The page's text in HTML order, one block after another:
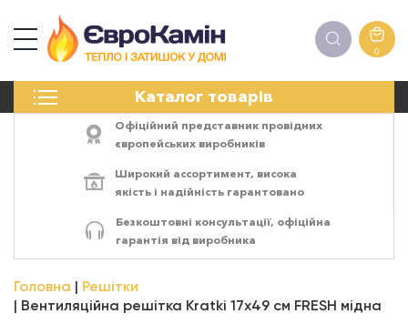
0
Каталог товарів
ПЕЧІ
ЕЛЕКТРОКАМІНИ
АКСЕСУАРИ
Офіційний представник провідних
європейських виробників
Широкий ассортимент, висока
якість і надійність гарантовано
Безкоштовні консультації, офіційна
гарантія від виробника
Головна
Решітки
Вентиляційна решітка Kratki 17x49 см FRESH мідна